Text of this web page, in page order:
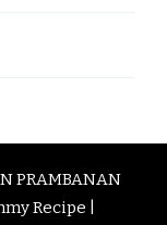
PRAMBANAN
Recipe |